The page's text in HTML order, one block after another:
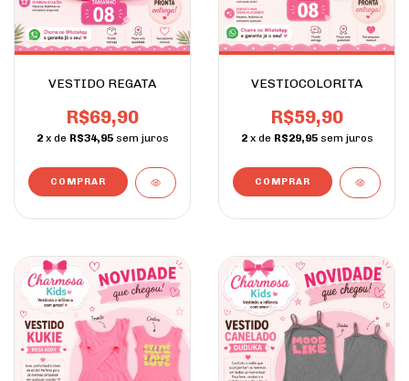
VESTIDO REGATA
R$69,90
2 x de R$34,95 sem juros
COMPRAR
VESTIOCOLORITA
R$59,90
2 x de R$29,95 sem juros
COMPRAR